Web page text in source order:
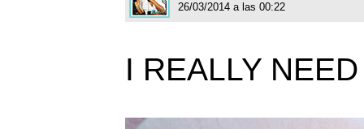
26/03/2014 a las 00:22
I REALLY